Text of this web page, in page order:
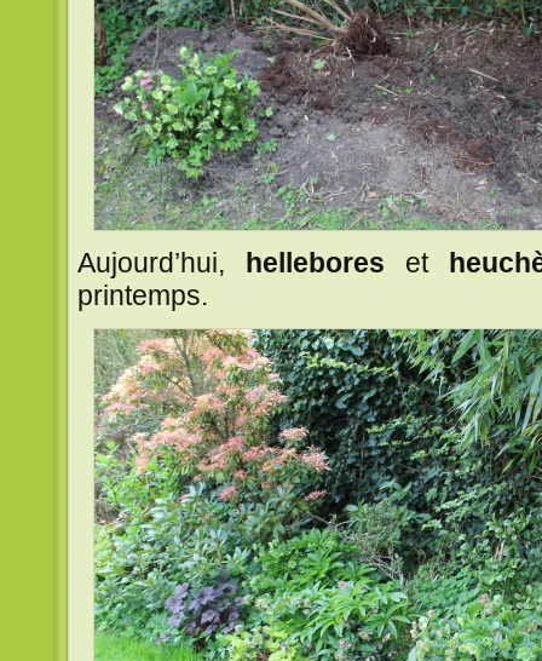
Aujourd’hui, hellebores et
printemps.